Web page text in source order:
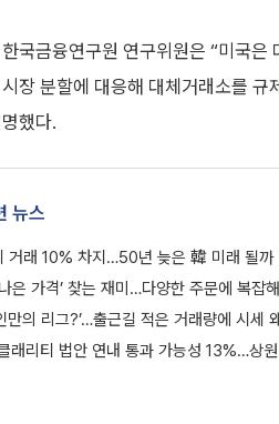
국금융연구원 연구위원은 “미국
장 분할에 대응해 대체거래소를 규
했다.
뉴스
거래 10% 차지…50년 늦은 韓 미래 될
은 가격’ 찾는 재미…다양한 주문에 복
만의 리그?’…출근길 적은 거래량에 시
래리티 법안 연내 통과 가능성 13%…상